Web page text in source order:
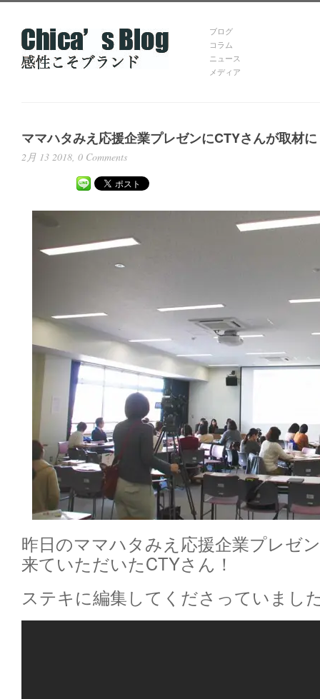
ブログ
コラム
ニュース
メディア
ママハタみえ応援企業プレゼンにCTYさんが取材に
2月 13 2018, 0 Comments
昨日のママハタみえ応援企業プレゼ
来ていただいたCTYさん！
ステキに編集してくださっていまし